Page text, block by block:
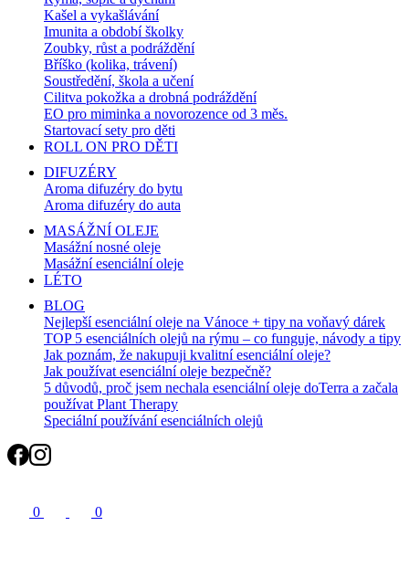
Kašel a vykašlávání
Imunita a období školky
Zoubky, růst a podráždění
Bříško (kolika, trávení)
Soustředění, škola a učení
Cilitva pokožka a drobná podráždění
EO pro miminka a novorozence od 3 měs.
Startovací sety pro děti
ROLL ON PRO DĚTI
DIFUZÉRY
Aroma difuzéry do bytu
Aroma difuzéry do auta
MASÁŽNÍ OLEJE
Masážní nosné oleje
Masážní esenciální oleje
LÉTO
BLOG
Nejlepší esenciální oleje na Vánoce + tipy na voňavý dárek
TOP 5 esenciálních olejů na rýmu – co funguje, návody a tipy
Jak poznám, že nakupuji kvalitní esenciální oleje?
Jak používat esenciální oleje bezpečně?
5 důvodů, proč jsem nechala esenciální oleje doTerra a začala
používat Plant Therapy
Speciální používání esenciálních olejů
0 0